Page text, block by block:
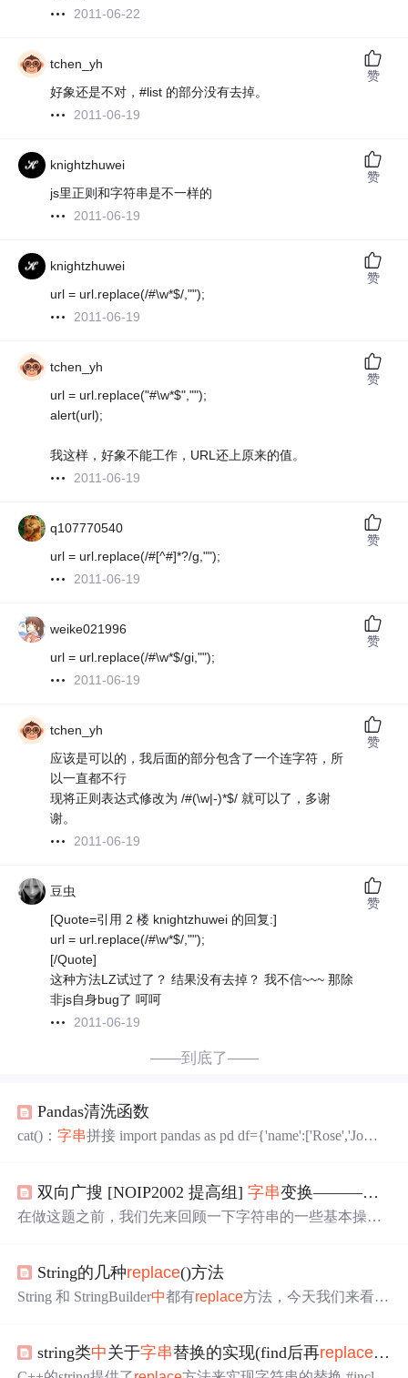
2011-06-22
tchen_yh
好象还是不对，#list 的部分没有去掉。
2011-06-19
赞
knightzhuwei
js里正则和字符串是不一样的
2011-06-19
赞
knightzhuwei
url = url.replace(/#\w*$/,"");
2011-06-19
赞
tchen_yh
url = url.replace("#\w*$","");
alert(url);
我这样，好象不能工作，URL还上原来的值。
2011-06-19
赞
q107770540
url = url.replace(/#[^#]*?/g,"");
2011-06-19
赞
weike021996
url = url.replace(/#\w*$/gi,"");
2011-06-19
赞
tchen_yh
应该是可以的，我后面的部分包含了一个连字符，所
以一直都不行
现将正则表达式修改为 /#(\w|-)*$/ 就可以了，多谢
谢。
2011-06-19
赞
豆虫
[Quote=引用 2 楼 knightzhuwei 的回复:]
url = url.replace(/#\w*$/,"");
[/Quote]
这种方法LZ试过了？ 结果没有去掉？ 我不信~~~ 那除
非js自身bug了 呵呵
2011-06-19
赞
——到底了——
Pandas清洗函数
cat()：字串拼接 import pandas as pd df={'name':['Rose','Jo
['2,300dollar','3,200dollar','5,800dollar']} df=pd.DataFram
双向广搜 [NOIP2002 提高组]字串变换————洛谷p1032
在做这题之前，我们先来回顾一下字符串的一些基本操
过来，变换成value变成key，因为qb队列相当于模拟起点开
搜qa队列的逆过程
String的几种replace()方法
String 和 StringBuilder中都有replace方法，今天我们来看
e(CharSequence target, CharSequencereplacement) 用新字符
串rep...
string类中关于字串替换的实现(find后再replace的